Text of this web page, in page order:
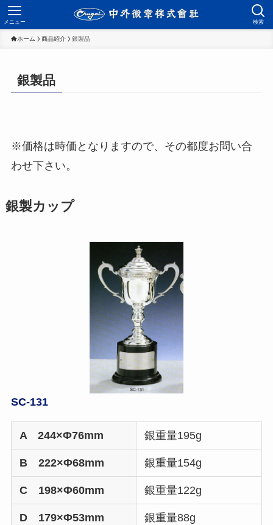
検索
メニュー
ホーム 商品紹介 銀製品
銀製品
※価格は時価となりますので、その都度お問い合
わせ下さい。
銀製カップ
SC-131
A 244×Φ76mm 銀重量195g
B 222×Φ68mm 銀重量154g
C 198×Φ60mm 銀重量122g
D 179×Φ53mm 銀重量88g